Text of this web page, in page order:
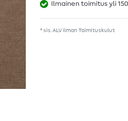
Ilmainen toimitus yli
* sis. ALV ilman Toimituskulut